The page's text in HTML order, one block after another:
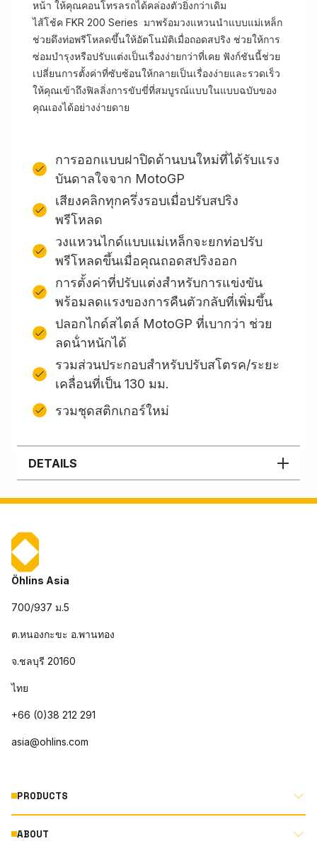
หน้า ให้คุณคอนโทรลรถได้คล่องตัวยิ่งกว่าเดิม
ไส้โช้ค FKR 200 Series มาพร้อมวงแหวนนำแบบแม่เหล็ก
ช่วยดึงท่อพรีโหลดขึ้นให้อัตโนมัติเมื่อถอดสปริง ช่วยให้การ
ซ่อมบำรุงหรือปรับแต่งเป็นเรื่องง่ายกว่าที่เคย ฟังก์ชันนี้ช่วย
เปลี่ยนการตั้งค่าที่ซับซ้อนให้กลายเป็นเรื่องง่ายและรวดเร็ว
ให้คุณเข้าถึงฟิลลิ่งการขับขี่ที่สมบูรณ์แบบในแบบฉบับของ
คุณเองได้อย่างง่ายดาย
การออกแบบฝาปิดด้านบนใหม่ที่ได้รับแรง
บันดาลใจจาก MotoGP
เสียงคลิกทุกครึ่งรอบเมื่อปรับสปริง
พรีโหลด
วงแหวนไกด์แบบแม่เหล็กจะยกท่อปรับ
พรีโหลดขึ้นเมื่อคุณถอดสปริงออก
การตั้งค่าที่ปรับแต่งสำหรับการแข่งขัน
พร้อมลดแรงของการคืนตัวกลับที่เพิ่มขึ้น
ปลอกไกด์สไตล์ MotoGP ที่เบากว่า ช่วย
ลดน้ําหนักได้
รวมส่วนประกอบสําหรับปรับสโตรค/ระยะ
เคลื่อนที่เป็น 130 มม.
รวมชุดสติกเกอร์ใหม่
DETAILS
Öhlins Asia
700/937 ม.5
ต.หนองกะขะ อ.พานทอง
จ.ชลบุรี 20160
ไทย
+66 (0)38 212 291
asia@ohlins.com
PRODUCTS
ABOUT